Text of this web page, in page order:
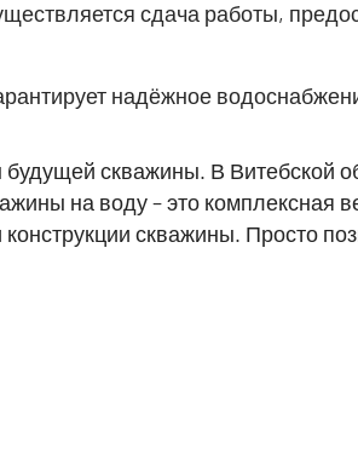
сдача работы,
надёжное
скважины. В Витебской
на воду – это комплексная
скважины. Просто